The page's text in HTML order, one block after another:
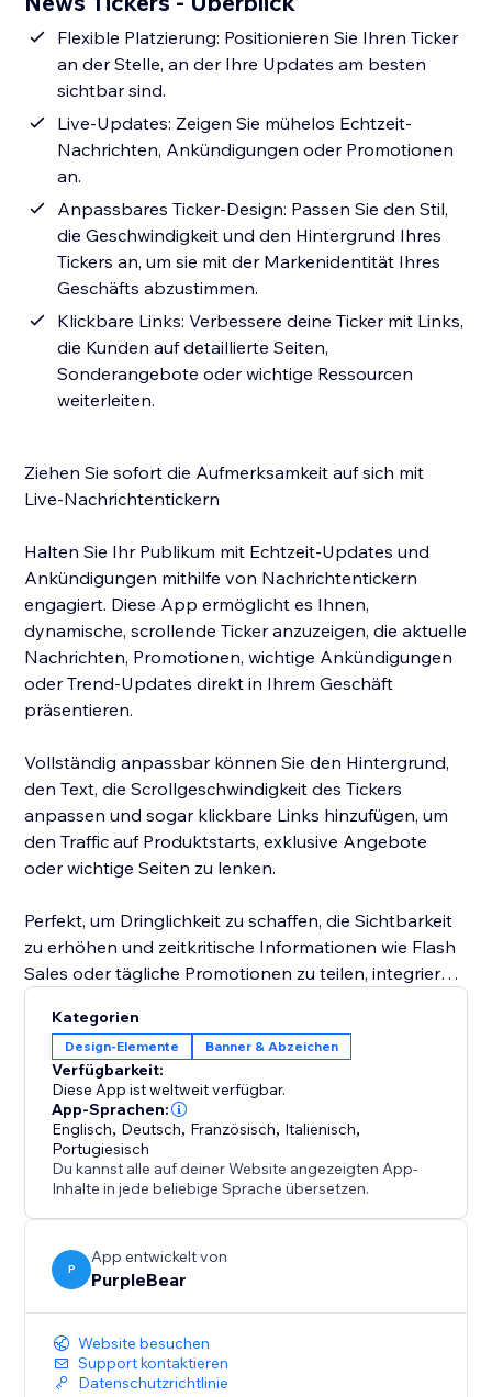
Flexible Platzierung: Positionieren Sie Ihren Ticker
an der Stelle, an der Ihre Updates am besten
sichtbar sind.
Live-Updates: Zeigen Sie mühelos Echtzeit-
Nachrichten, Ankündigungen oder Promotionen
an.
Anpassbares Ticker-Design: Passen Sie den Stil,
die Geschwindigkeit und den Hintergrund Ihres
Tickers an, um sie mit der Markenidentität Ihres
Geschäfts abzustimmen.
Klickbare Links: Verbessere deine Ticker mit Links,
die Kunden auf detaillierte Seiten,
Sonderangebote oder wichtige Ressourcen
weiterleiten.
Ziehen Sie sofort die Aufmerksamkeit auf sich mit
Live-Nachrichtentickern
Halten Sie Ihr Publikum mit Echtzeit-Updates und
Ankündigungen mithilfe von Nachrichtentickern
engagiert. Diese App ermöglicht es Ihnen,
dynamische, scrollende Ticker anzuzeigen, die aktuelle
Nachrichten, Promotionen, wichtige Ankündigungen
oder Trend-Updates direkt in Ihrem Geschäft
präsentieren.
Vollständig anpassbar können Sie den Hintergrund,
den Text, die Scrollgeschwindigkeit des Tickers
anpassen und sogar klickbare Links hinzufügen, um
den Traffic auf Produktstarts, exklusive Angebote
oder wichtige Seiten zu lenken.
Perfekt, um Dringlichkeit zu schaffen, die Sichtbarkeit
zu erhöhen und zeitkritische Informationen wie Flash
Sales oder tägliche Promotionen zu teilen, integrieren
Kunden informiert und engagiert zu halten.
Beginnen Sie noch heute damit, Besucher mit
auffälligen Nachrichtentickern einzubeziehen.
Kategorien
Design-Elemente Banner & Abzeichen
Verfügbarkeit:
Diese App ist weltweit verfügbar.
App-Sprachen:
Englisch, Deutsch, Französisch, Italienisch,
Portugiesisch
Du kannst alle auf deiner Website angezeigten App-
Inhalte in jede beliebige Sprache übersetzen.
P
App entwickelt von
PurpleBear
Website besuchen
Support kontaktieren
Datenschutzrichtlinie